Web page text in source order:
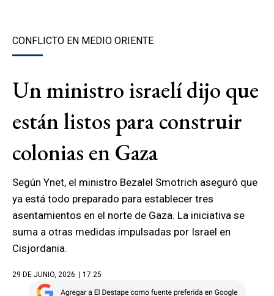
CONFLICTO EN MEDIO ORIENTE
Un ministro israelí dijo que
están listos para construir
colonias en Gaza
Según Ynet, el ministro Bezalel Smotrich aseguró que
ya está todo preparado para establecer tres
asentamientos en el norte de Gaza. La iniciativa se
suma a otras medidas impulsadas por Israel en
Cisjordania.
29 DE JUNIO, 2026 | 17.25